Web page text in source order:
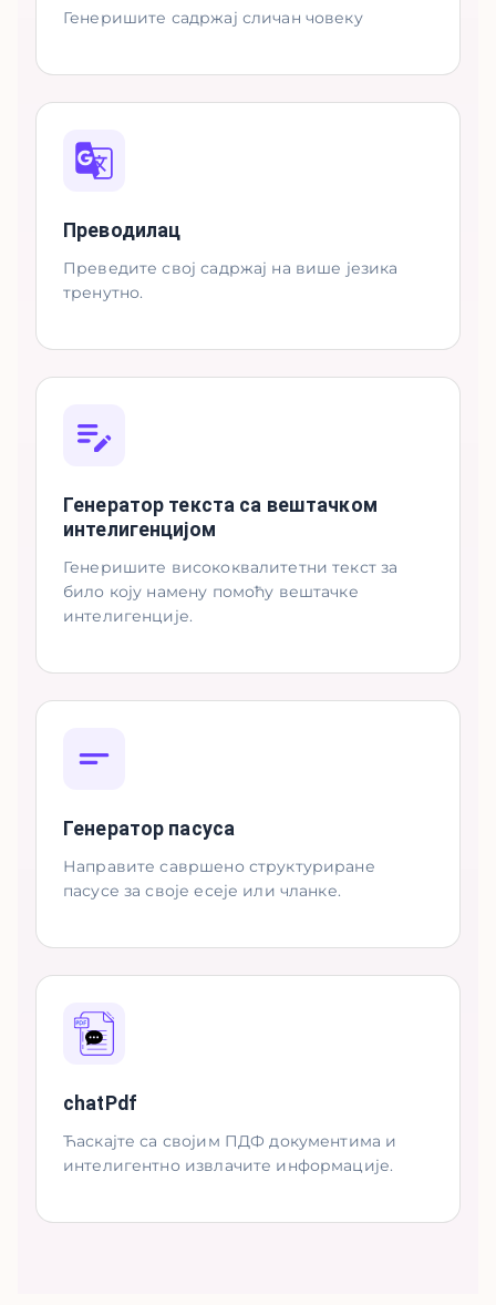
Генеришите садржај сличан човеку
Преводилац
Преведите свој садржај на више језика
тренутно.
Генератор текста са вештачком
интелигенцијом
Генеришите висококвалитетни текст за
било коју намену помоћу вештачке
интелигенције.
Генератор пасуса
Направите савршено структуриране
пасусе за своје есеје или чланке.
chatPdf
Ћаскајте са својим ПДФ документима и
интелигентно извлачите информације.